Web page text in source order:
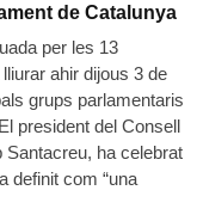
de Catalunya
per les 13
ahir dijous 3 de
grups parlamentaris
president del Consell
ha celebrat
definit com “una